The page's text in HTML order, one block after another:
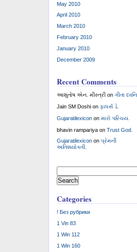
May 2010
April 2010
March 2010
February 2010
January 2010
December 2009
Recent Comments
આશુતોષ એન. મીસ્ત્રી onગીતા ધ્વનિ.
Jain SM Doshi onફાધર્સ ડે.
Gujaratilexicon onમારો પરિચય.
bhavin rampariya onTrust God.
Gujaratilexicon onપ્રેમની
અતિશયોક્તી.
for:
Categories
! Без рубрики
1 Vin 83
1 Win 112
1 Win 160